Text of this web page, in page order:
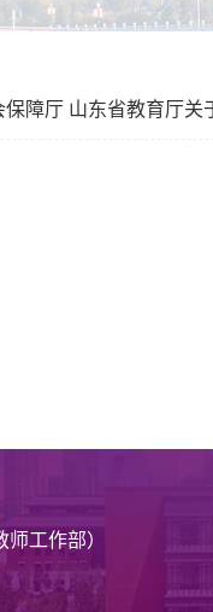
障厅 山东省教育厅
工作部）